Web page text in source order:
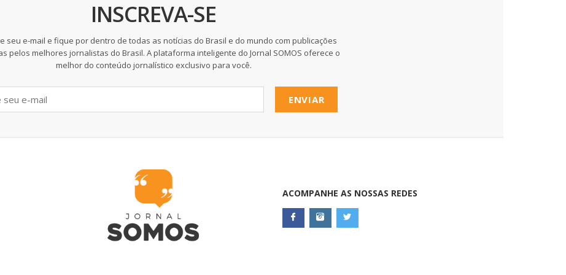
INSCREVA-SE
seu e-mail e fique por dentro de todas as notícias do Brasil e do mundo com publicações
pelos melhores jornalistas do Brasil. A plataforma inteligente do Jornal SOMOS oferece o
melhor do conteúdo jornalístico exclusivo para você.
ENVIAR
ACOMPANHE AS NOSSAS REDES